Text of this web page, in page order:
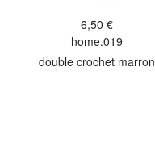
6,50 €
home.019
double crochet marron